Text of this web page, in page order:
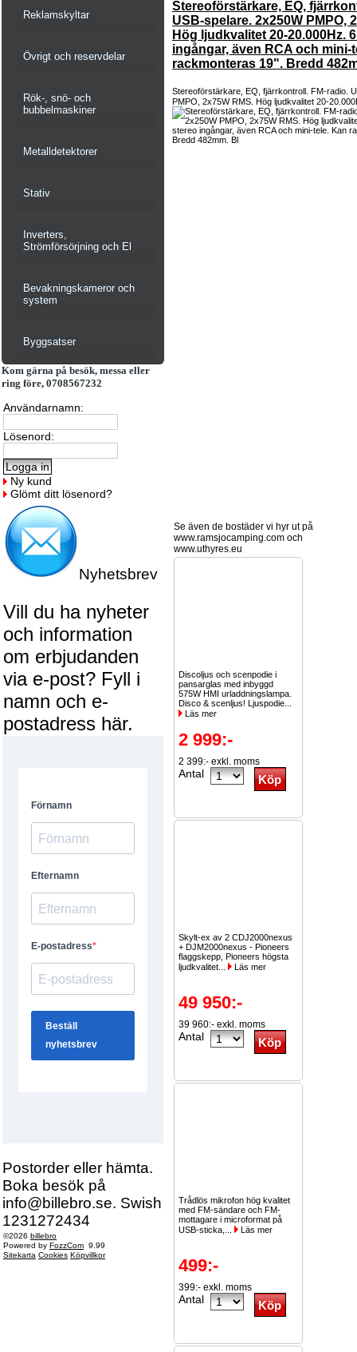
Reklamskyltar
Övrigt och reservdelar
Rök-, snö- och
bubbelmaskiner
Metalldetektorer
Stativ
Inverters,
Strömförsörjning och El
Bevakningskameror och
system
Byggsatser
Kom gärna på besök, messa eller
ring före, 0708567232
Användarnamn:
Lösenord:
Ny kund
Glömt ditt lösenord?
Nyhetsbrev
Vill du ha nyheter
och information
om erbjudanden
via e-post? Fyll i
namn och e-
postadress här.
Postorder eller hämta.
Boka besök på
info@billebro.se. Swish
1231272434
©2026 billebro
Powered by FozzCom 9.99
Sitekarta Cookies Köpvillkor
Stereoförstärkare, EQ,
USB-spelare. 2x250W PMPO,
Hög ljudkvalitet 20-20.000Hz.
ingångar, även RCA och mini-
rackmonteras 19". Bredd
Stereoförstärkare, EQ, fjärrkontroll. FM-radio.
PMPO, 2x75W RMS. Hög ljudkvalitet 20-
Se även de bostäder vi hyr ut på
www.ramsjocamping.com och
www.uthyres.eu
Discoljus och scenpodie i
pansarglas med inbyggd
575W HMI urladdningslampa.
Disco & scenljus! Ljuspodie...
Läs mer
2 999:-
2 399:- exkl. moms
Antal
Skylt-ex av 2 CDJ2000nexus
+ DJM2000nexus - Pioneers
flaggskepp, Pioneers högsta
ljudkvalitet...
Läs mer
49 950:-
39 960:- exkl. moms
Antal
Trådlös mikrofon hög kvalitet
med FM-sändare och FM-
mottagare i microformat på
USB-sticka,...
Läs mer
499:-
399:- exkl. moms
Antal